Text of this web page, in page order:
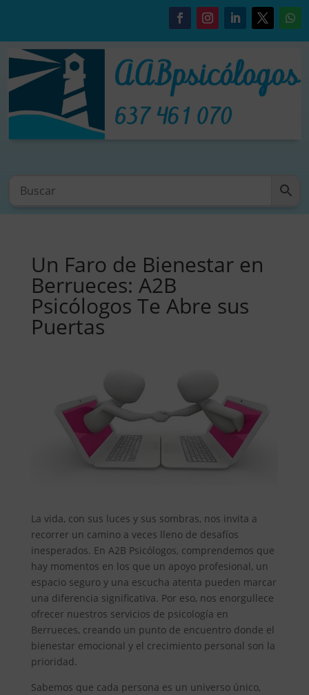
Un Faro de Bienestar en
Berrueces: A2B
Psicólogos Te Abre sus
Puertas
La vida, con sus luces y sus sombras, nos invita a
recorrer un camino a veces lleno de desafíos
inesperados. En A2B Psicólogos, comprendemos que
hay momentos en los que un apoyo profesional, un
espacio seguro y una escucha atenta pueden marcar
una diferencia significativa. Por eso, nos enorgullece
ofrecer nuestros servicios de psicología en
Berrueces, creando un punto de encuentro donde el
bienestar emocional y el crecimiento personal son la
prioridad.
Sabemos que cada persona es un universo único,